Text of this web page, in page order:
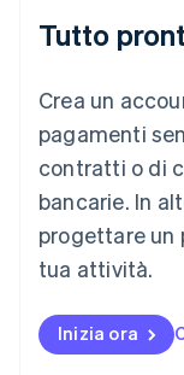
Tutto
Crea un
pagamenti
contratti o di
bancarie. In
progettare un
tua attività.
Inizia ora
Lituania
Deutsch
Malaysia
English 简体中文
Malta
Messico
EspañolEnglish
English
Nuova